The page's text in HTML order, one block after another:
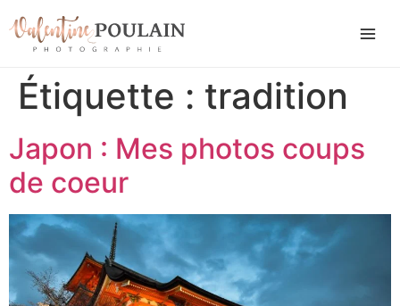
Étiquette : tradition
Japon : Mes photos coups
de coeur